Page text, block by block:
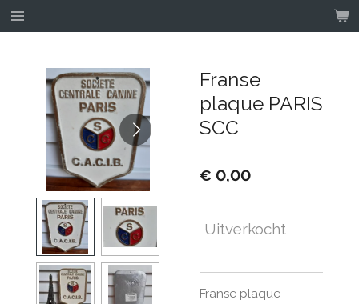
Ga
direct
hoofdinhoud
Franse
plaque PARIS
SCC
€ 0,00
Uitverkocht
Franse plaque